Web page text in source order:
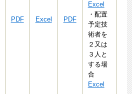
PDF Excel PDF
Excel
・配置
予定技
術者を
２又は
３人と
する場
合
Excel